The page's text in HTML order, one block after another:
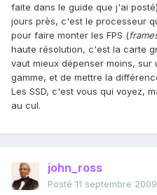
faite dans le guide que j'ai
jours près, c'est le processeur
pour faire monter les FPS (
haute résolution, c'est la carte
vaut mieux dépenser moins,
gamme, et de mettre la
Les SSD, c'est vous qui voyez,
au cul.
john_ross
Posté 11 septembre 2009